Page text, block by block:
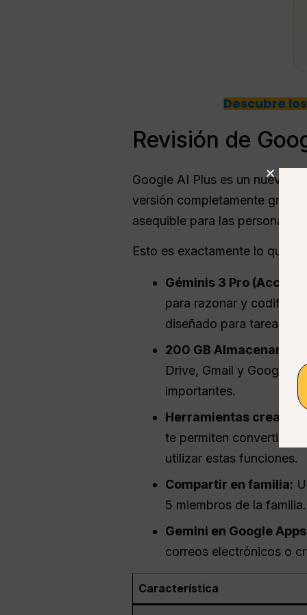
Descubre
Revisión de
Google AI Plus es un nuevo
versión completamente
asequible para las personas
Esto es exactamente lo que
Géminis 3 Pro (Acceso
para razonar y codificar
diseñado para tareas
200 GB
Drive, Gmail y Google
importantes.
Herramientas
te permiten convertir
utilizar estas funciones.
Compartir en familia:
5 miembros de la
Gemini en Google
correos electrónicos o
Característica